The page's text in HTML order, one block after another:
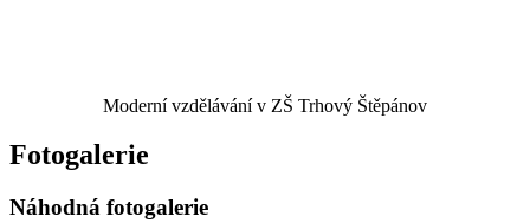
Moderní vzdělávání v ZŠ Trhový Štěpánov
Fotogalerie
Náhodná fotogalerie